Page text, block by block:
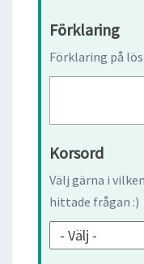
Förklaring
Förklaring på
Korsord
Välj gärna i
hittade frågan :)